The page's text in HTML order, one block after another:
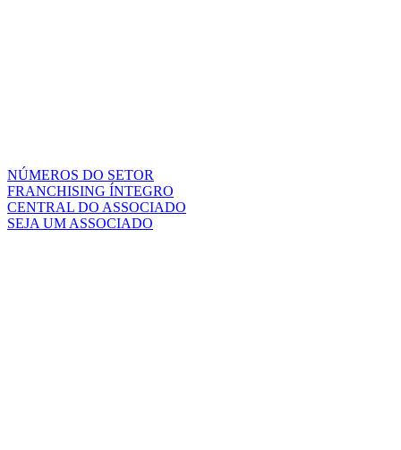
NÚMEROS DO SETOR
FRANCHISING ÍNTEGRO
CENTRAL DO ASSOCIADO
SEJA UM ASSOCIADO